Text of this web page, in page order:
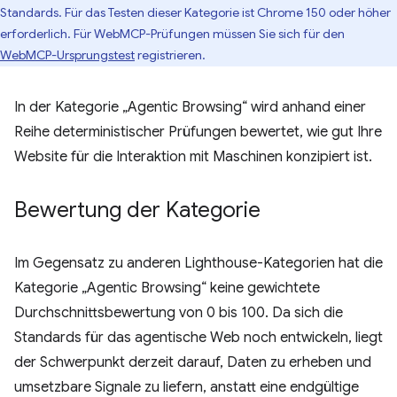
Standards. Für das Testen dieser Kategorie ist Chrome 150 oder höher
erforderlich. Für WebMCP-Prüfungen müssen Sie sich für den
WebMCP-Ursprungstestregistrieren.
In der Kategorie „Agentic Browsing“ wird anhand einer
Reihe deterministischer Prüfungen bewertet, wie gut Ihre
Website für die Interaktion mit Maschinen konzipiert ist.
Bewertung der Kategorie
Im Gegensatz zu anderen Lighthouse-Kategorien hat die
Kategorie „Agentic Browsing“ keine gewichtete
Durchschnittsbewertung von 0 bis 100. Da sich die
Standards für das agentische Web noch entwickeln, liegt
der Schwerpunkt derzeit darauf, Daten zu erheben und
umsetzbare Signale zu liefern, anstatt eine endgültige